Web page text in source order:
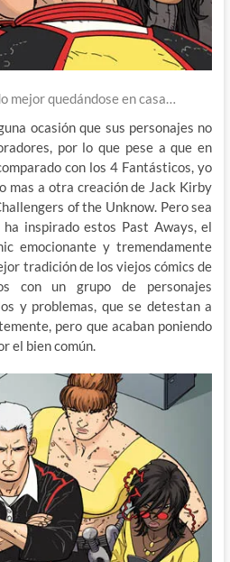
mejor quedándose en casa…
ocasión que sus personajes no
por lo que pese a que en
con los 4 Fantásticos, yo
mas a otra creación de Jack Kirby
of the Unknow. Pero sea
inspirado estos Past Aways, el
emocionante y tremendamente
tradición de los viejos cómics de
con un grupo de personajes
y problemas, que se detestan a
pero que acaban poniendo
el bien común.